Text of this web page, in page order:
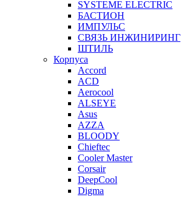
SYSTEME ELECTRIC
БАСТИОН
ИМПУЛЬС
СВЯЗЬ ИНЖИНИРИНГ
ШТИЛЬ
Корпуса
Accord
ACD
Aerocool
ALSEYE
Asus
AZZA
BLOODY
Chieftec
Cooler Master
Corsair
DeepCool
Digma